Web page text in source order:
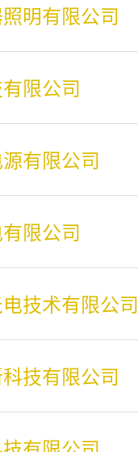
明有限公司
限公司
有限公司
限公司
技术有限公司
技有限公司